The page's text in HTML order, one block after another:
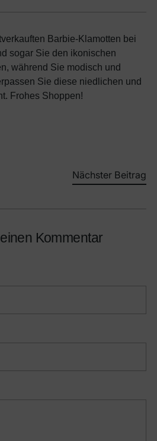
Barbie-Klamotten bei
sogar Sie den ikonischen
während Sie modisch und
Sie diese niedlichen und
Frohes Shoppen!
Nächster Beitrag
Kommentar